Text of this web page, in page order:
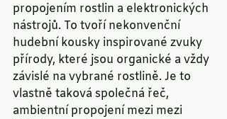
propojením rostlin a elektronických
nástrojů. To tvoří nekonvenční
hudební kousky inspirované zvuky
přírody, které jsou organické a vždy
závislé na vybrané rostlině. Je to
vlastně taková společná řeč,
ambientní propojení mezi mezi